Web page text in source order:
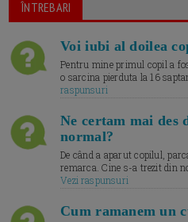
ÎNTREBARI
Voi iubi al doilea
Pentru mine primul copil a
o sarcina pierduta la 16
raspunsuri
Ne certam mai des
normal?
De când a aparut copilul,
remarca. Cine s-a trezit din
Vezi raspunsuri
Cum ramanem un